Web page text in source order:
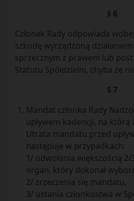
§ 6
Członek Rady odpowiada
szkodę wyrządzoną
sprzecznym z prawem lub
Statutu Spółdzielni, chyba że
§ 7
Mandat członka Rady
upływem kadencji, na którą
Utrata mandatu przed
następuje w przypadkach:
1/ odwołania większością 2/
organ, który dokonał
2/ zrzeczenia się mandatu,
3/ ustania członkostwa w